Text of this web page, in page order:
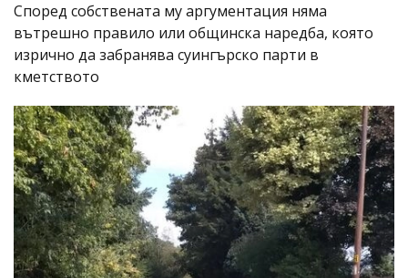
Според собствената му аргументация няма
вътрешно правило или общинска наредба, която
изрично да забранява суингърско парти в
кметството